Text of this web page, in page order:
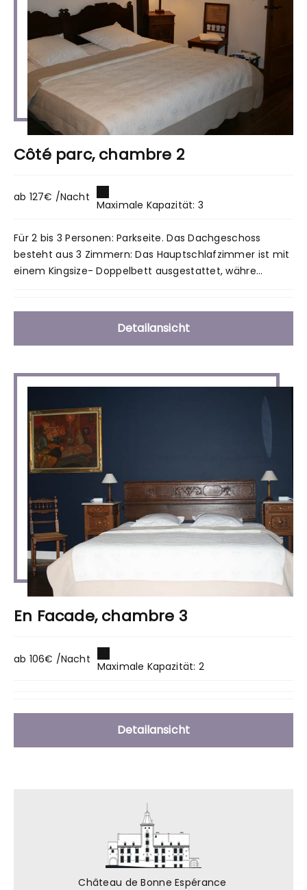
Côté parc, chambre 2
ab 127€ /Nacht
Maximale Kapazität: 3
Für 2 bis 3 Personen: Parkseite. Das Dachgeschoss
besteht aus 3 Zimmern: Das Hauptschlafzimmer ist mit
einem Kingsize- Doppelbett ausgestattet, währe...
Detailansicht
En Facade, chambre 3
ab 106€ /Nacht
Maximale Kapazität: 2
Detailansicht
Château de Bonne Espérance